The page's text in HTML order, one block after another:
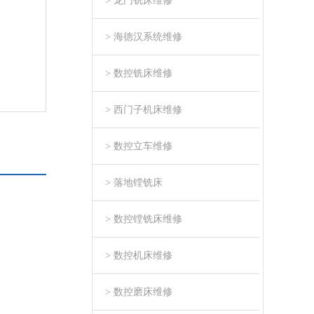
> 海德汉系统维修
> 数控铣床维修
> 西门子机床维修
> 数控立车维修
> 落地镗铣床
> 数控镗铣床维修
> 数控机床维修
> 数控磨床维修